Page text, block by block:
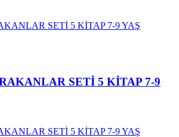
SETİ 5 KİTAP 7-9